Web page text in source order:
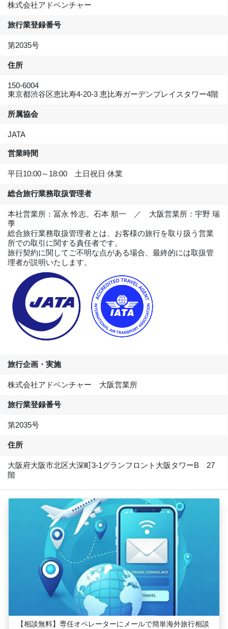
株式会社アドベンチャー
旅行業登録番号
第2035号
住所
150-6004
東京都渋谷区恵比寿4-20-3 恵比寿ガーデンプレイスタワー4階
所属協会
JATA
営業時間
平日10:00～18:00 土日祝日 休業
総合旅行業務取扱管理者
本社営業所：冨永 怜志、石本 順一 ／ 大阪営業所：宇野 瑞
季
総合旅行業務取扱管理者とは、お客様の旅行を取り扱う営業
所での取引に関する責任者です。
旅行契約に関してご不明な点がある場合、最終的には取扱管
理者が説明いたします。
旅行企画・実施
株式会社アドベンチャー 大阪営業所
旅行業登録番号
第2035号
住所
大阪府大阪市北区大深町3-1グランフロント大阪タワーB 27
階
【相談無料】専任オペレーターにメールで簡単海外旅行相談